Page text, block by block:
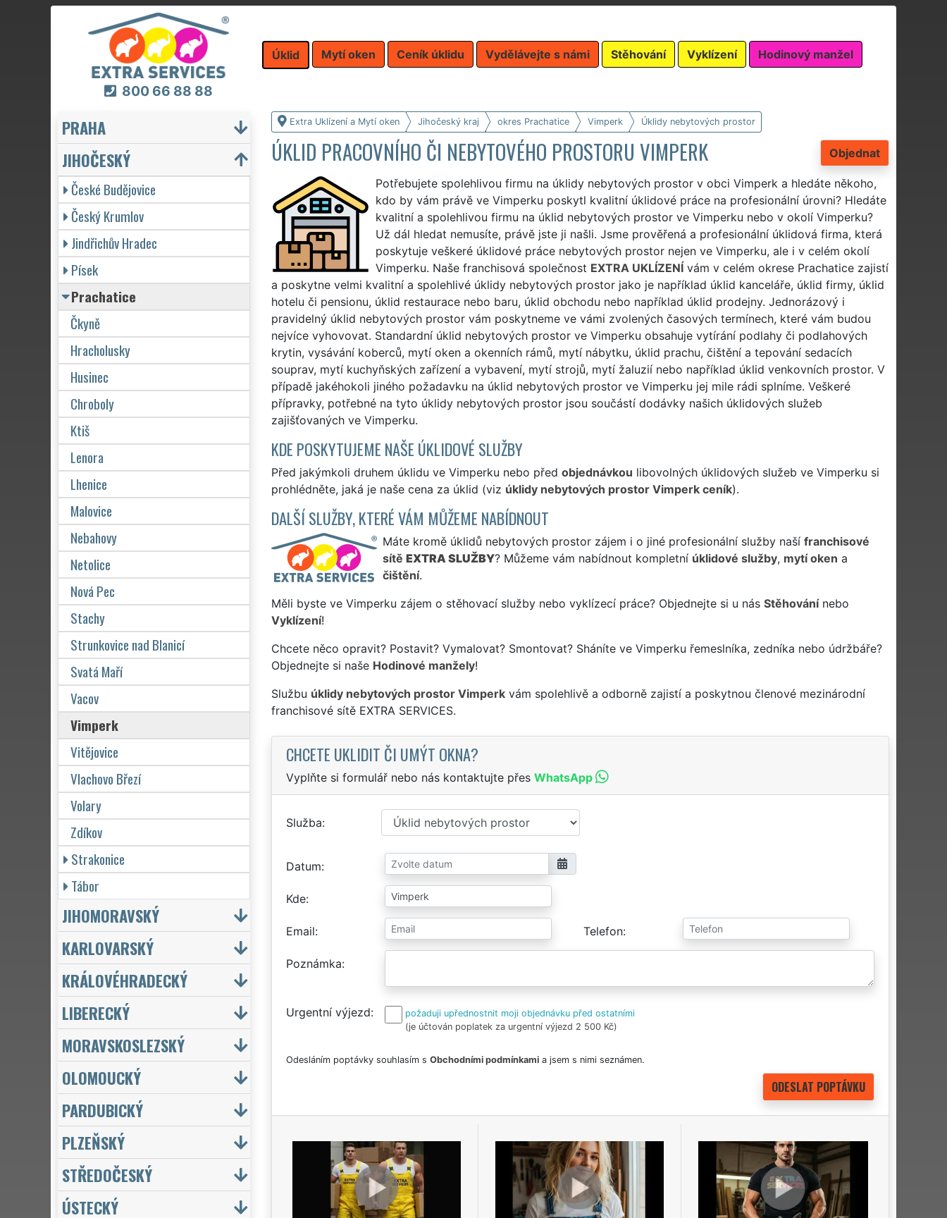
800 66 88 88
Úklid Mytí oken Ceník úklidu Vydělávejte s námi Stěhování Vyklízení Hodinový manžel
Extra Uklízení a Mytí oken Jihočeský kraj okres Prachatice Vimperk Úklidy nebytových prostor
Objednat
ÚKLID PRACOVNÍHO ČI NEBYTOVÉHO PROSTORU VIMPERK
Potřebujete spolehlivou firmu na úklidy nebytových prostor v obci Vimperk a hledáte někoho,
kdo by vám právě ve Vimperku poskytl kvalitní úklidové práce na profesionální úrovni? Hledáte
kvalitní a spolehlivou firmu na úklid nebytových prostor ve Vimperku nebo v okolí Vimperku?
Už dál hledat nemusíte, právě jste ji našli. Jsme prověřená a profesionální úklidová firma, která
poskytuje veškeré úklidové práce nebytových prostor nejen ve Vimperku, ale i v celém okolí
Vimperku. Naše franchisová společnost EXTRA UKLÍZENÍvám v celém okrese Prachatice zajistí
a poskytne velmi kvalitní a spolehlivé úklidy nebytových prostor jako je například úklid kanceláře, úklid firmy, úklid
hotelu či pensionu, úklid restaurace nebo baru, úklid obchodu nebo například úklid prodejny. Jednorázový i
pravidelný úklid nebytových prostor vám poskytneme ve vámi zvolených časových termínech, které vám budou
nejvíce vyhovovat. Standardní úklid nebytových prostor ve Vimperku obsahuje vytírání podlahy či podlahových
krytin, vysávání koberců, mytí oken a okenních rámů, mytí nábytku, úklid prachu, čištění a tepování sedacích
souprav, mytí kuchyňských zařízení a vybavení, mytí strojů, mytí žaluzií nebo například úklid venkovních prostor. V
případě jakéhokoli jiného požadavku na úklid nebytových prostor ve Vimperku jej mile rádi splníme. Veškeré
přípravky, potřebné na tyto úklidy nebytových prostor jsou součástí dodávky našich úklidových služeb
zajišťovaných ve Vimperku.
KDE POSKYTUJEME NAŠE ÚKLIDOVÉ SLUŽBY
Před jakýmkoli druhem úklidu ve Vimperku nebo před objednávkou libovolných úklidových služeb ve Vimperku si
prohlédněte, jaká je naše cena za úklid (viz úklidy nebytových prostor Vimperk ceník).
DALŠÍ SLUŽBY, KTERÉ VÁM MŮŽEME NABÍDNOUT
Máte kromě úklidů nebytových prostor zájem i o jiné profesionální služby naší franchisové
sítě EXTRA SLUŽBY? Můžeme vám nabídnout kompletní úklidové služby, mytí oken a
čištění.
Měli byste ve Vimperku zájem o stěhovací služby nebo vyklízecí práce? Objednejte si u nás Stěhovánínebo
Vyklízení!
Chcete něco opravit? Postavit? Vymalovat? Smontovat? Sháníte ve Vimperku řemeslníka, zedníka nebo údržbáře?
Objednejte si naše Hodinové manžely!
Službu úklidy nebytových prostor Vimperkvám spolehlivě a odborně zajistí a poskytnou členové mezinárodní
franchisové sítě EXTRA SERVICES.
CHCETE UKLIDIT ČI UMÝT OKNA?
Vyplňte si formulář nebo nás kontaktujte přes WhatsApp
Služba
Datum
Kde
Email Telefon
Poznámka
Urgentní výjezd
požaduji upřednostnit moji objednávku před ostatními
(je účtován poplatek za urgentní výjezd 2 500 Kč)
Odesláním poptávky souhlasím s Obchodními podmínkamia jsem s nimi seznámen.
PRAHA
JIHOČESKÝ
České Budějovice
Český Krumlov
Jindřichův Hradec
Písek
Prachatice
Čkyně
Hracholusky
Husinec
Chroboly
Ktiš
Lenora
Lhenice
Malovice
Nebahovy
Netolice
Nová Pec
Stachy
Strunkovice nad Blanicí
Svatá Maří
Vacov
Vimperk
Vitějovice
Vlachovo Březí
Volary
Zdíkov
Strakonice
Tábor
JIHOMORAVSKÝ
KARLOVARSKÝ
KRÁLOVÉHRADECKÝ
LIBERECKÝ
MORAVSKOSLEZSKÝ
OLOMOUCKÝ
PARDUBICKÝ
PLZEŇSKÝ
STŘEDOČESKÝ
ÚSTECKÝ